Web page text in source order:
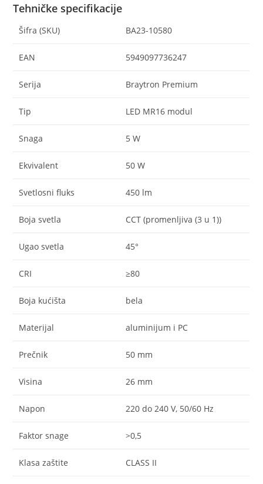
Tehničke specifikacije
Šifra (SKU) BA23-10580
EAN 5949097736247
Serija Braytron Premium
Tip LED MR16 modul
Snaga 5 W
Ekvivalent 50 W
Svetlosni fluks 450 lm
Boja svetla CCT (promenljiva (3 u 1))
Ugao svetla 45°
CRI ≥80
Boja kućišta bela
Materijal aluminijum i PC
Prečnik 50 mm
Visina 26 mm
Napon 220 do 240 V, 50/60 Hz
Faktor snage >0,5
Klasa zaštite CLASS II